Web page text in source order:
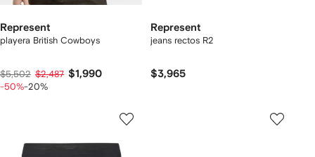
Represent
playera British Cowboys
$5,502 $2,487 $1,990
-50%-20%
Represent
jeans rectos R2
$3,965